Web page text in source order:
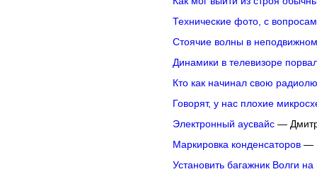
Технические фото, с
Стоячие волны в
Динамики в телевизоре
Кто как начинал свою
Говорят, у нас плохие
Электронный аусвайс—
Маркировка конденсаторов—
Установить багажник Волги